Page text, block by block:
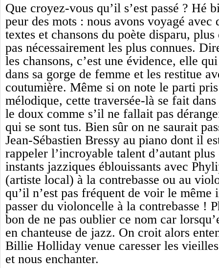
Que croyez-vous qu’il s’est passé ? Hé
peur des mots : nous avons voyagé avec
textes et chansons du poète disparu,
pas nécessairement les plus connues.
les chansons, c’est une évidence, elle
dans sa gorge de femme et les restitue
coutumière. Même si on note le parti
mélodique, cette traversée-là se fait
le doux comme s’il ne fallait pas
qui se sont tus. Bien sûr on ne saurait
Jean-Sébastien Bressy au piano dont il
rappeler l’incroyable talent d’autant
instants jazziques éblouissants avec
(artiste local) à la contrebasse ou au
qu’il n’est pas fréquent de voir le même
passer du violoncelle à la contrebasse !
bon de ne pas oublier ce nom car
en chanteuse de jazz. On croit alors
Billie Holliday venue caresser les
et nous enchanter.